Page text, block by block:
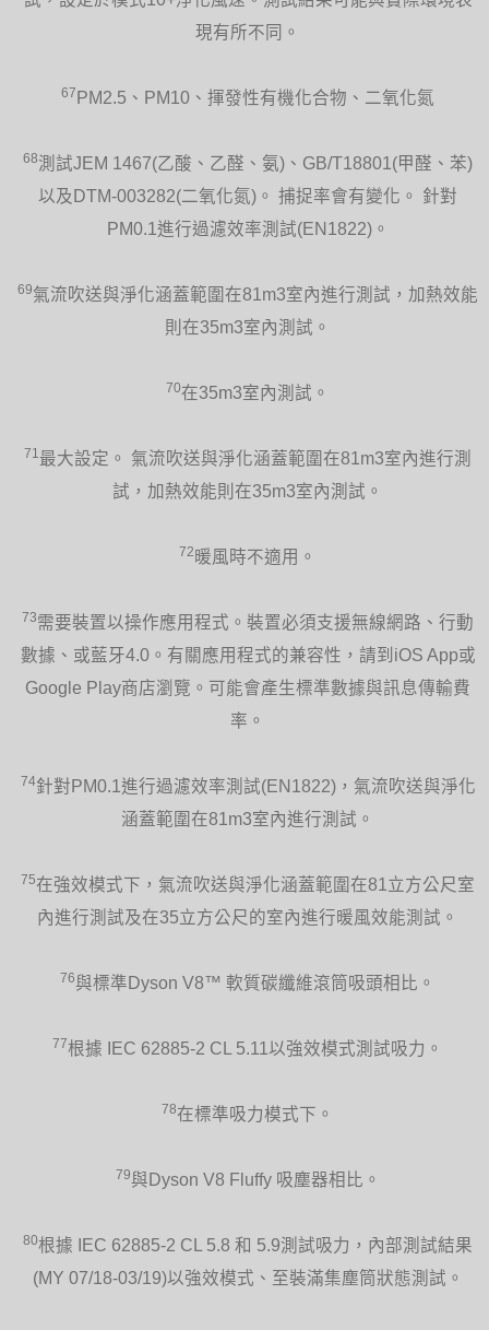
現有所不同。
67 PM2.5、PM10、揮發性有機化合物、二氧化氮
68測試JEM 1467(乙酸、乙醛、氨)、GB/T18801(甲醛、苯)
以及DTM-003282(二氧化氮)。 捕捉率會有變化。 針對
PM0.1進行過濾效率測試(EN1822)。
69氣流吹送與淨化涵蓋範圍在81m3室內進行測試，加熱效能
則在35m3室內測試。
70在35m3室內測試。
71 最大設定。 氣流吹送與淨化涵蓋範圍在81m3室內進行測
試，加熱效能則在35m3室內測試。
72 暖風時不適用。
73需要裝置以操作應用程式。裝置必須支援無線網路、行動
數據、或藍牙4.0。有關應用程式的兼容性，請到iOS App或
Google Play商店瀏覽。可能會產生標準數據與訊息傳輸費
率。
74針對PM0.1進行過濾效率測試(EN1822)，氣流吹送與淨化
涵蓋範圍在81m3室內進行測試。
75在強效模式下，氣流吹送與淨化涵蓋範圍在81立方公尺室
內進行測試及在35立方公尺的室內進行暖風效能測試。
76與標準Dyson V8™ 軟質碳纖維滾筒吸頭相比。
77根據 IEC 62885-2 CL 5.11以強效模式測試吸力。
78在標準吸力模式下。
79與Dyson V8 Fluffy 吸塵器相比。
80根據 IEC 62885-2 CL 5.8 和 5.9測試吸力，內部測試結果
(MY 07/18-03/19)以強效模式、至裝滿集塵筒狀態測試。